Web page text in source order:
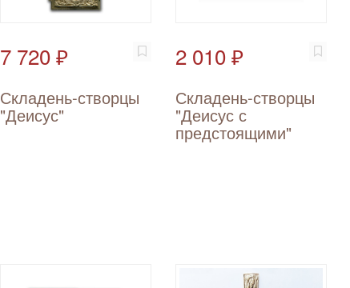
7 720 ₽
Складень-створцы
"Деисус"
2 010 ₽
Складень-створцы
"Деисус с
предстоящими"